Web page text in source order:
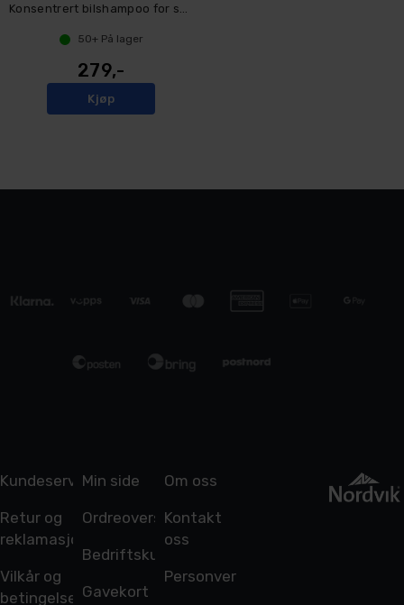
Konsentrert bilshampoo for skånsom vask
50+På lager
279,-
Kjøp
Kundeservice
Retur og
reklamasjon
Vilkår og
betingelser
Min side
Ordreoversikt
Bedriftskunde
Gavekort
Om oss
Kontakt
oss
Personvern